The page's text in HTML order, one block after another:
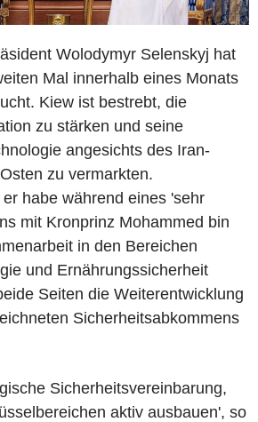
Wolodymyr Selenskyj hat
Mal innerhalb eines Monats
Kiew ist bestrebt, die
zu stärken und seine
angesichts des Iran-
zu vermarkten.
habe während eines 'sehr
mit Kronprinz Mohammed bin
in den Bereichen
und Ernährungssicherheit
Seiten die Weiterentwicklung
Sicherheitsabkommens
Sicherheitsvereinbarung,
aktiv ausbauen', so